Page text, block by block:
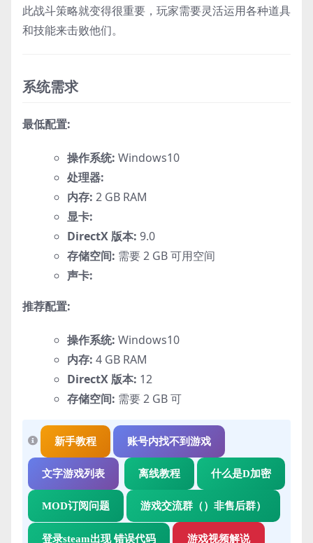
此战斗策略就变得很重要，玩家需要灵活运用各种道具
和技能来击败他们。
系统需求
最低配置:
操作系统: Windows10
处理器:
内存: 2 GB RAM
显卡:
DirectX 版本: 9.0
存储空间: 需要 2 GB 可用空间
声卡:
推荐配置:
操作系统: Windows10
内存: 4 GB RAM
DirectX 版本: 12
存储空间: 需要 2 GB 可
新手教程 账号内找不到游戏
文字游戏列表 离线教程 什么是D加密
MOD订阅问题 游戏交流群（）非售后群）
登录steam出现 错误代码 游戏视频解说